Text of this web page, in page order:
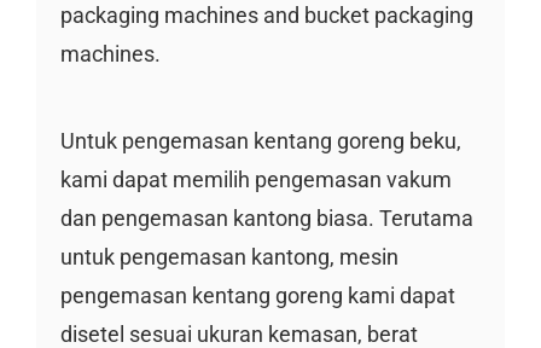
packaging machines and bucket packaging
machines.
Untuk pengemasan kentang goreng beku,
kami dapat memilih pengemasan vakum
dan pengemasan kantong biasa. Terutama
untuk pengemasan kantong, mesin
pengemasan kentang goreng kami dapat
disetel sesuai ukuran kemasan, berat